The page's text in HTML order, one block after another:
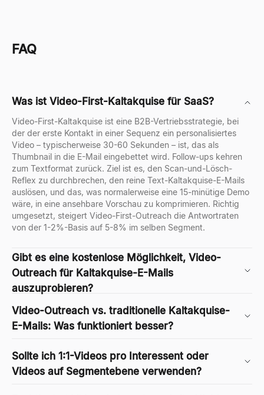
FAQ
Was ist Video-First-Kaltakquise für SaaS?
Video-First-Kaltakquise ist eine B2B-Vertriebsstrategie, bei
der der erste Kontakt in einer Sequenz ein personalisiertes
Video – typischerweise 30-60 Sekunden – ist, das als
Thumbnail in die E-Mail eingebettet wird. Follow-ups kehren
zum Textformat zurück. Ziel ist es, den Scan-und-Lösch-
Reflex zu durchbrechen, den reine Text-Kaltakquise-E-Mails
auslösen, und das, was normalerweise eine 15-minütige Demo
wäre, in eine ansehbare Vorschau zu komprimieren. Richtig
umgesetzt, steigert Video-First-Outreach die Antwortraten
von der 1-2%-Basis auf 5-8% im selben Segment.
Gibt es eine kostenlose Möglichkeit, Video-
Outreach für Kaltakquise-E-Mails
auszuprobieren?
Video-Outreach vs. traditionelle Kaltakquise-
E-Mails: Was funktioniert besser?
Sollte ich 1:1-Videos pro Interessent oder
Videos auf Segmentebene verwenden?